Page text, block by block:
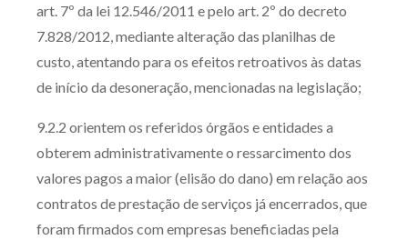
art. 7º da lei 12.546/2011 e pelo art. 2º do decreto
7.828/2012, mediante alteração das planilhas de
custo, atentando para os efeitos retroativos às datas
de início da desoneração, mencionadas na legislação;
9.2.2 orientem os referidos órgãos e entidades a
obterem administrativamente o ressarcimento dos
valores pagos a maior (elisão do dano) em relação aos
contratos de prestação de serviços já encerrados, que
foram firmados com empresas beneficiadas pela